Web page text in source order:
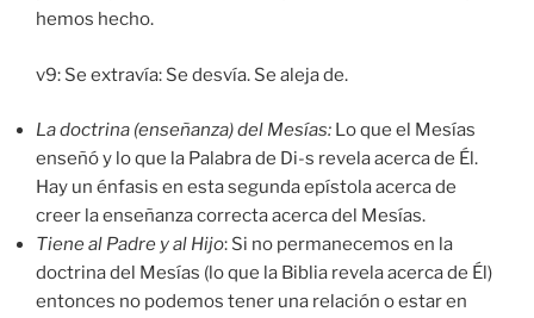
hemos hecho.
v9: Se extravía: Se desvía. Se aleja de.
La doctrina (enseñanza) del Mesías: Lo que el Mesías
enseñó y lo que la Palabra de Di-s revela acerca de Él.
Hay un énfasis en esta segunda epístola acerca de
creer la enseñanza correcta acerca del Mesías.
Tiene al Padre y al Hijo: Si no permanecemos en la
doctrina del Mesías (lo que la Biblia revela acerca de Él)
entonces no podemos tener una relación o estar en